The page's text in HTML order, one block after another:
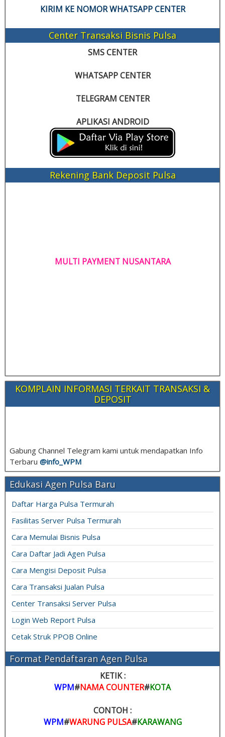
KIRIM KE NOMOR WHATSAPP CENTER
Center Transaksi Bisnis Pulsa
SMS CENTER
WHATSAPP CENTER
TELEGRAM CENTER
APLIKASI ANDROID
Rekening Bank Deposit Pulsa
MULTI PAYMENT NUSANTARA
KOMPLAIN INFORMASI TERKAIT TRANSAKSI &
DEPOSIT
Gabung Channel Telegram kami untuk mendapatkan Info
Terbaru @info_ WPM
Edukasi Agen Pulsa Baru
Daftar Harga Pulsa Termurah
Fasilitas Server Pulsa Termurah
Cara Memulai Bisnis Pulsa
Cara Daftar Jadi Agen Pulsa
Cara Mengisi Deposit Pulsa
Cara Transaksi Jualan Pulsa
Center Transaksi Server Pulsa
Login Web Report Pulsa
Cetak Struk PPOB Online
Format Pendaftaran Agen Pulsa
KETIK :
WPM#NAMA COUNTER#KOTA
CONTOH :
WPM#WARUNG PULSA#KARAWANG